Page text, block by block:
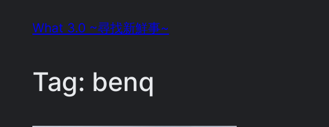
What 3.0 ~尋找新鮮事~
Tag: benq